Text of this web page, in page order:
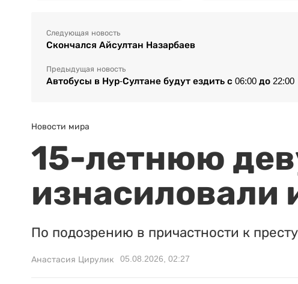
Следующая новость
Скончался Айсултан Назарбаев
Предыдущая новость
Автобусы в Нур-Султане будут ездить с 06:00 до 22:00
Новости мира
15-летнюю
изнасиловали
По подозрению в причастности к
Анастасия Цирулик 05.08.2026, 02:27